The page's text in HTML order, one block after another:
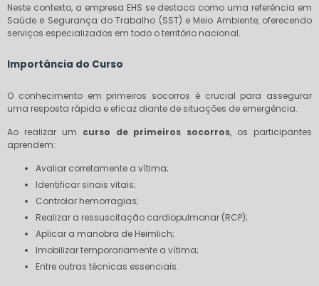
Neste contexto, a empresa EHS se destaca como uma referência em
Saúde e Segurança do Trabalho (SST) e Meio Ambiente, oferecendo
serviços especializados em todo o território nacional.
Importância do Curso
O conhecimento em primeiros socorros é crucial para assegurar
uma resposta rápida e eficaz diante de situações de emergência.
Ao realizar um curso de primeiros socorros, os participantes
aprendem:
Avaliar corretamente a vítima;
Identificar sinais vitais;
Controlar hemorragias;
Realizar a ressuscitação cardiopulmonar (RCP);
Aplicar a manobra de Heimlich;
Imobilizar temporariamente a vítima;
Entre outras técnicas essenciais.